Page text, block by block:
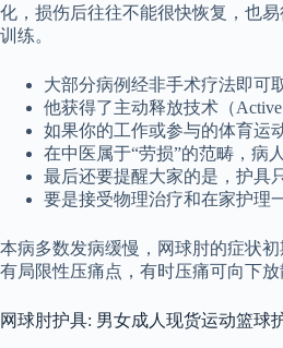
化，损伤后往往不能很快恢复，也
训练。
大部分病例经非手术疗法即可
他获得了主动释放技术（Active
如果你的工作或参与的体育运
在中医属于“劳损”的范畴，病
最后还要提醒大家的是，护具
要是接受物理治疗和在家护理
本病多数发病缓慢，网球肘的症状
有局限性压痛点，有时压痛可向下
网球肘护具: 男女成人现货运动篮球